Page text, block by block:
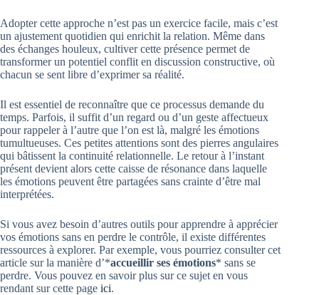
Adopter cette approche n’est pas un exercice facile, mais c’est
un ajustement quotidien qui enrichit la relation. Même dans
des échanges houleux, cultiver cette présence permet de
transformer un potentiel conflit en discussion constructive, où
chacun se sent libre d’exprimer sa réalité.
Il est essentiel de reconnaître que ce processus demande du
temps. Parfois, il suffit d’un regard ou d’un geste affectueux
pour rappeler à l’autre que l’on est là, malgré les émotions
tumultueuses. Ces petites attentions sont des pierres angulaires
qui bâtissent la continuité relationnelle. Le retour à l’instant
présent devient alors cette caisse de résonance dans laquelle
les émotions peuvent être partagées sans crainte d’être mal
interprétées.
Si vous avez besoin d’autres outils pour apprendre à apprécier
vos émotions sans en perdre le contrôle, il existe différentes
ressources à explorer. Par exemple, vous pourriez consulter cet
article sur la manière d’*accueillir ses émotions* sans se
perdre. Vous pouvez en savoir plus sur ce sujet en vous
rendant sur cette page ici.